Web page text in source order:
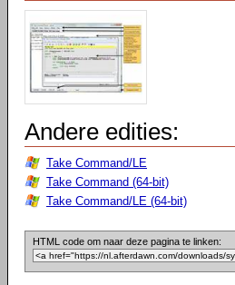
Andere edities:
Take Command/LE
Take Command (64-bit)
Take Command/LE (64-bit)
HTML code om naar deze pagina te linken: